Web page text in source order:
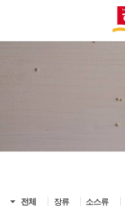
전체 장류 소스류